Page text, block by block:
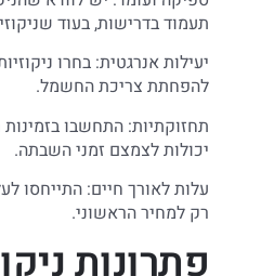
תעמוד בדרישות, בעוד
יעילות אנרגטית: בחרו
להפחתת צריכת החשמל.
תחזוקתיות: התחשבו
יכולות לצמצם זמני השבתה.
עלות לאורך חיים: התייחסו
רק למחיר הראשוני.
פתרונות